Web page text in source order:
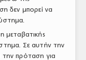
δεν μπορεί να
μεταβατικής
Σε αυτήν την
την πρόταση για